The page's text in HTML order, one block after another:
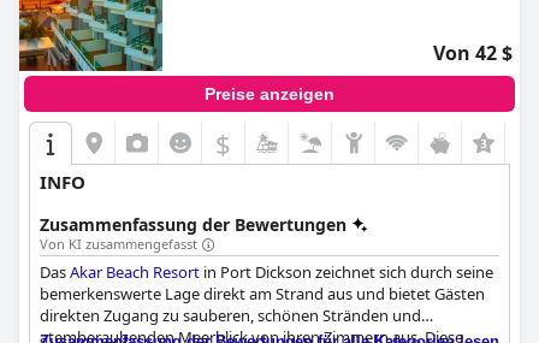
Von 42 $
Preise anzeigen
$
INFO
Zusammenfassung der Bewertungen
Von KI zusammengefasst
DasAkar Beach Resort in Port Dickson zeichnet sich durch seine
bemerkenswerte Lage direkt am Strand aus und bietet Gästen
direkten Zugang zu sauberen, schönen Stränden und
atemberaubenden Meerblick von ihren Zimmern aus. Diese